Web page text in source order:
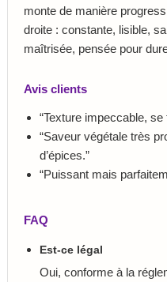
monte de manière
droite : constante, lisible,
maîtrisée, pensée pour
Avis clients
“Texture impeccable,
“Saveur végétale très
d’épices.”
“Puissant mais
FAQ
Est-ce légal
Oui, conforme à la